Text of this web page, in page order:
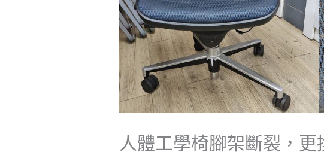
人體工學椅腳架斷裂，